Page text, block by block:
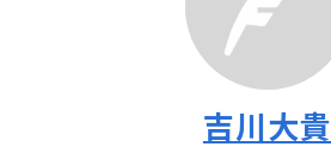
吉川大貴